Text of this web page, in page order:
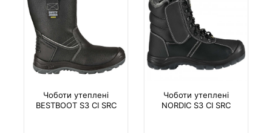
Чоботи утеплені
BESTBOOT S3 CI SRC
Чоботи утеплені
NORDIC S3 CI SRC